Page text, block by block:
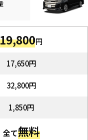
19,800円
17,650円
32,800円
1,850円
全て無料